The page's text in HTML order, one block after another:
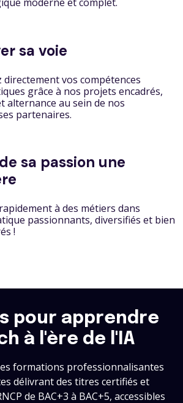
moderne et complet.
sa voie
directement vos compétences
grâce à nos projets encadrés,
alternance au sein de nos
partenaires.
sa passion une
à des métiers dans
passionnants, diversifiés et bien
!
pour apprendre
à l'ère de l'IA
formations professionnalisantes
délivrant des titres certifiés et
de BAC+3 à BAC+5, accessibles